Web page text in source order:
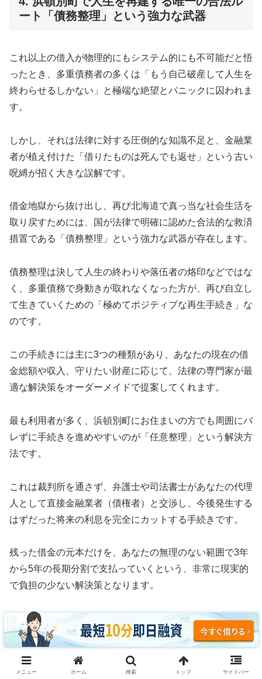
ート「債務整理」という強力な武器
これ以上の借入が物理的にもシステム的にも不可能だと悟
ったとき、多重債務者の多くは「もう自己破産して人生を
終わらせるしかない」と極端な絶望とパニックに囚われま
す。
しかし、それは法律に対する圧倒的な知識不足と、金融業
者が植え付けた「借りたものは死んでも返せ」という古い
呪縛が招く大きな誤解です。
借金地獄から抜け出し、再び北海道で真っ当な社会生活を
取り戻すためには、国が法律で明確に認めた合法的な救済
措置である「債務整理」という強力な武器が存在します。
債務整理は決して人生の終わりや落伍者の烙印などではな
く、多重債務で身動きが取れなくなった方が、再び自立し
て生きていくための「極めてポジティブな再生手続き」な
のです。
この手続きには主に3つの種類があり、あなたの現在の借
金総額や収入、守りたい財産に応じて、法律の専門家が最
適な解決策をオーダーメイドで提案してくれます。
最も利用者が多く、浜頓別町にお住まいの方でも周囲にバ
レずに手続きを進めやすいのが「任意整理」という解決方
法です。
これは裁判所を通さず、弁護士や司法書士があなたの代理
人として直接金融業者（債権者）と交渉し、今後発生する
はずだった将来の利息を完全にカットする手続きです。
残った借金の元本だけを、あなたの無理のない範囲で3年
から5年の長期分割で支払っていくという、非常に現実的
で負担の少ない解決策となります。
任意整理の最大のメリットは、整理する借金と整理しない
借金を自由に選べるという柔軟性にあります。
例えば、車のローンや住宅ローン、あるいは保証人に迷惑
メニュー ホーム 検索 トップ サイドバー